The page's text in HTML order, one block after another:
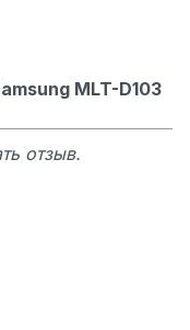
MLT-D103
отзыв.